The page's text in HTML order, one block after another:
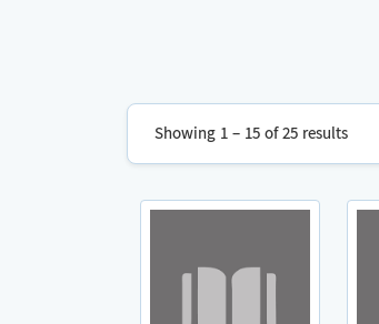
Showing 1 – 15 of 25 results